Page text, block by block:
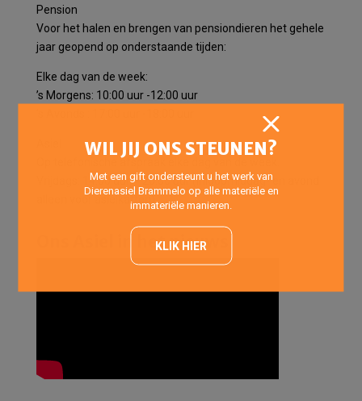
Pension
Voor het halen en brengen van pensiondieren het gehele
jaar geopend op onderstaande tijden:
Elke dag van de week:
’s Morgens: 10:00 uur -12:00 uur
Op telefonische afspraak elke dag van de week.
Vrijdags: 14:00 uur – 20:00 uur (Inloopmiddag- en avond
alleen voor asielkatten)
Ons Asiel in het nieuws
WIL JIJ ONS STEUNEN?
Met een gift ondersteunt u het werk van
Dierenasiel Brammelo op alle materiële en
immateriële manieren.
KLIK HIER